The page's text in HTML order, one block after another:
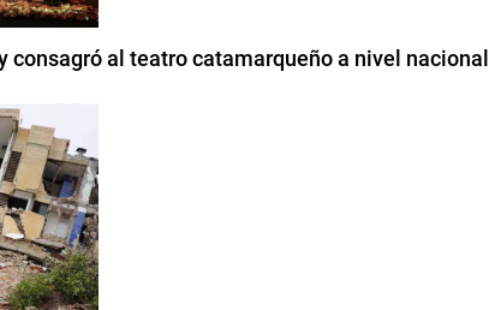
consagró al teatro catamarqueño a nivel nacional